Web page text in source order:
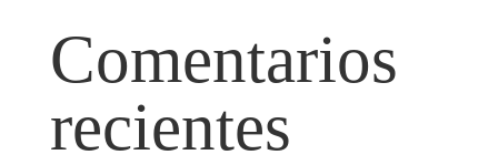
Comentarios
recientes